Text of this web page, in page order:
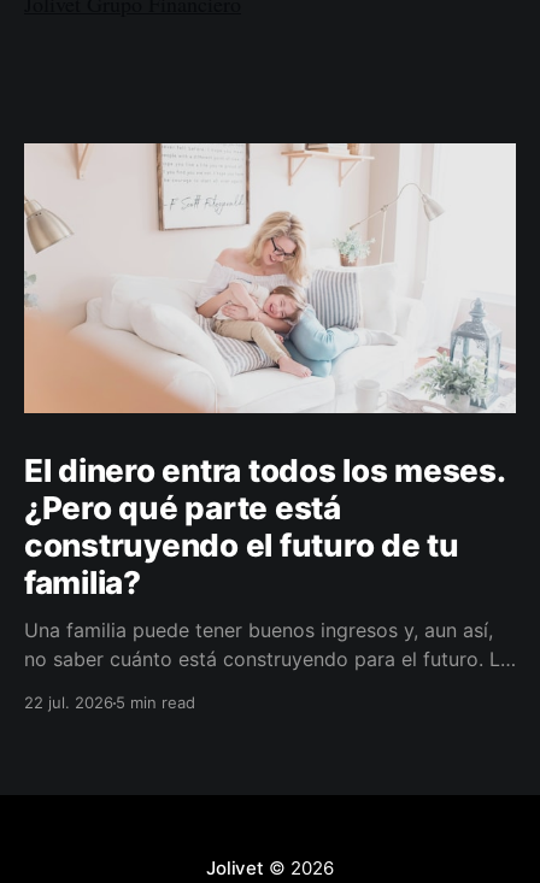
El dinero entra todos los meses.
¿Pero qué parte está
construyendo el futuro de tu
familia?
Una familia puede tener buenos ingresos y, aun así,
no saber cuánto está construyendo para el futuro. La
darle a cada parte del ingreso un propósito, un plazo
22 jul. 20265 min read
Jolivet © 2026